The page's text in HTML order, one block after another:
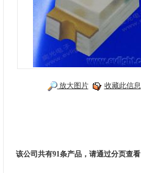
放大图片 收藏此信息
该公司共有91条产品，请通过分页查看